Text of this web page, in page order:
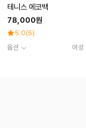
테니스 에코백
78,000원
5.0(5)
옵션
여성